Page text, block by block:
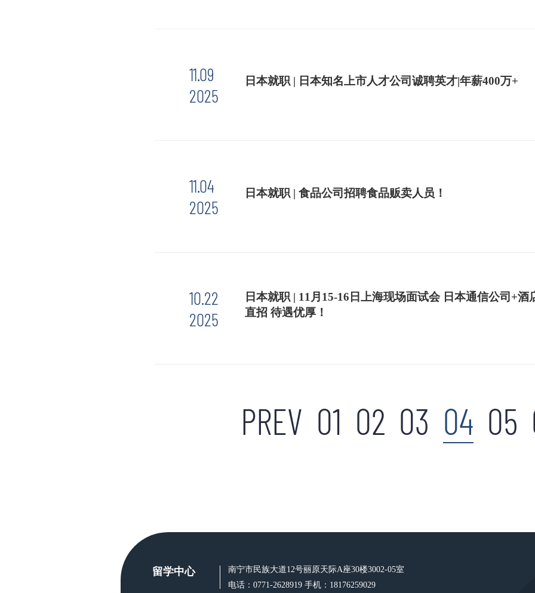
11.09
2025
日本就职 | 日本知名上市人才公司诚聘英才|年薪400万+
11.04
2025
日本就职 | 食品公司招聘食品贩卖人员！
10.22
2025
日本就职 | 11月15-16日上海现场面试会 日本通信公司+酒
直招 待遇优厚！
PREV 01 02 03 04 05
留学中心
南宁市民族大道12号丽原天际A座30楼3002-05室
电话：0771-2628919 手机：18176259029